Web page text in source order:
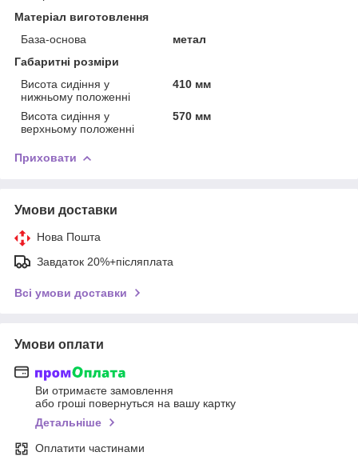
Матеріал виготовлення
База-основа
метал
Габаритні розміри
Висота сидіння у
нижньому положенні
410 мм
Висота сидіння у
верхньому положенні
570 мм
Приховати
Умови доставки
Нова Пошта
Завдаток 20%+післяплата
Всі умови доставки
Умови оплати
Ви отримаєте замовлення
або гроші повернуться на вашу картку
Детальніше
Оплатити частинами